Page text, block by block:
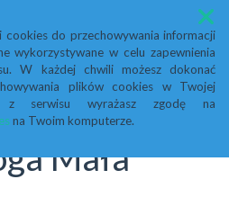
cookies do przechowywania informacji
wykorzystywane w celu zapewnienia
W każdej chwili możesz dokonać
plików cookies w Twojej
z serwisu wyrażasz zgodę na
na Twoim komputerze.
Menu
Gminy
Mała